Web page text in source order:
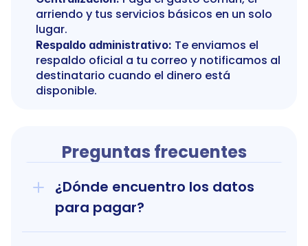
arriendo y tus servicios básicos en un solo
lugar.
Respaldo administrativo: Te enviamos el
respaldo oficial a tu correo y notificamos al
destinatario cuando el dinero está
disponible.
Preguntas frecuentes
¿Dónde encuentro los datos
para pagar?